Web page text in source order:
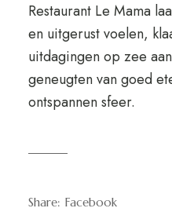
Restaurant Le Mama
en uitgerust voelen,
uitdagingen op zee
geneugten van goed
ontspannen sfeer.
Share: Facebook